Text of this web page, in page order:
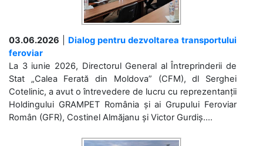
03.06.2026
Dialog pentru dezvoltarea transportului
feroviar
La 3 iunie 2026, Directorul General al Întreprinderii de
Stat „Calea Ferată din Moldova” (CFM), dl Serghei
Cotelinic, a avut o întrevedere de lucru cu reprezentanții
Holdingului GRAMPET România și ai Grupului Feroviar
Român (GFR), Costinel Almăjanu și Victor Gurdiș....